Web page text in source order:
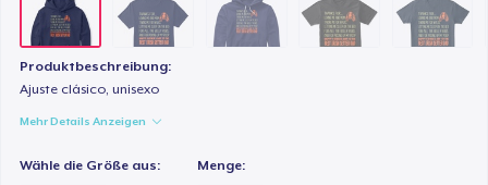
Produktbeschreibung:
Ajuste clásico, unisexo
Mehr Details Anzeigen
Wähle die Größe aus: Menge:
23,99 $
Classic Tank Top
21,99 $
22,99 $